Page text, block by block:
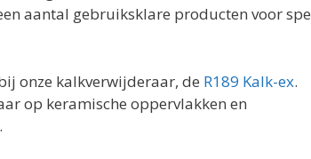
aantal gebruiksklare producten voor
onze kalkverwijderaar, de R189 Kalk-ex.
op keramische oppervlakken en